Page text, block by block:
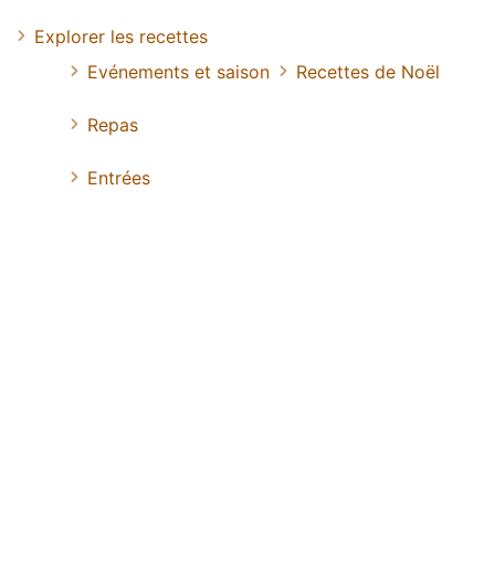
Explorer les recettes
Evénements et saison
Recettes de Noël
Repas
Entrées